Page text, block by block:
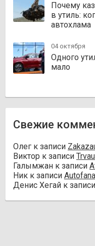
Почему
в утиль:
автохлама
04 октября
Одного
мало
Свежие
Олег к записи
Виктор к записи
Галымжан к записи
Ник к записи
Денис Хегай к записи